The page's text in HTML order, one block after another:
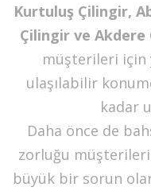
Kurtuluş Çilingir,
Çilingir ve Akdere
müşterileri için
ulaşılabilir
kadar
Daha önce de
zorluğu
büyük bir sorun